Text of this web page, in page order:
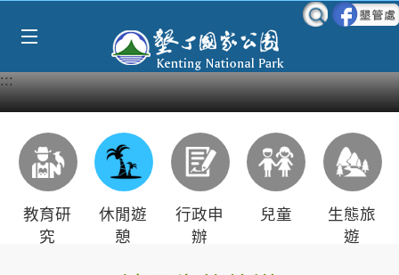
:::
教育研
究
休閒遊
憩
行政申
辦
兒童
生態旅
遊